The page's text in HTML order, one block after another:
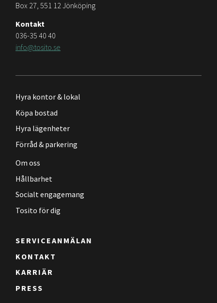
Box 27, 551 12 Jönköping
Kontakt
036-35 40 40
info@tosito.se
Hyra kontor & lokal
Köpa bostad
Hyra lägenheter
Förråd & parkering
Om oss
Hållbarhet
Socialt engagemang
Tosito för dig
SERVICEANMÄLAN
KONTAKT
KARRIÄR
PRESS